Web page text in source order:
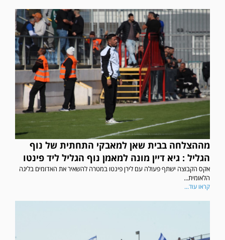
מההצלחה בבית שאן למאבקי התחתית של נוף
הגליל : גיא דיין מונה למאמן נוף הגליל ליד פינטו
אקס הקבוצה ישתף פעולה עם לירן פינטו במטרה להשאיר את האדומים בליגה
הלאומית...
קראו עוד...